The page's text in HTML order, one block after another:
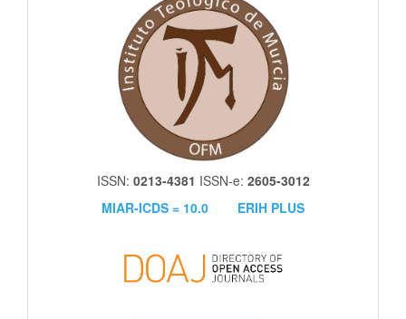
ISSN: 0213-4381 ISSN-e: 2605-3012
MIAR-ICDS = 10.0
ERIH PLUS